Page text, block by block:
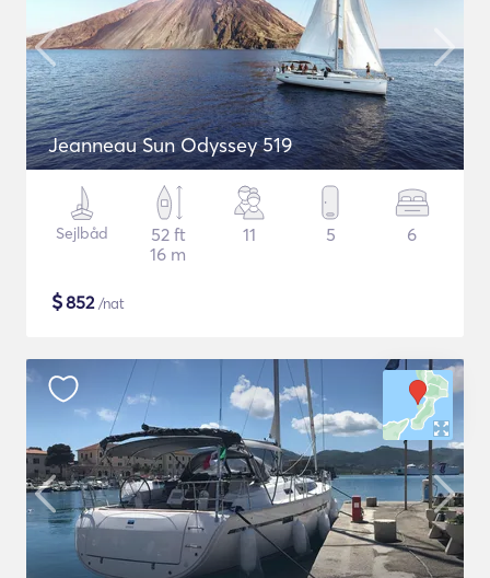
Jeanneau Sun Odyssey 519
Sejlbåd
52 ft
16 m
11 5 6
$852/nat